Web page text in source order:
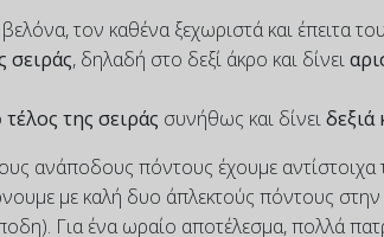
τον καθένα ξεχωριστά και έπειτα
σειράς, δηλαδή στο δεξί άκρο και δίνει
τέλος της σειράς συνήθως και δίνειδεξιά
ανάποδους πόντους έχουμε αντίστοιχα
με καλή δυο άπλεκτούς πόντους στην
Για ένα ωραίο αποτέλεσμα, πολλά